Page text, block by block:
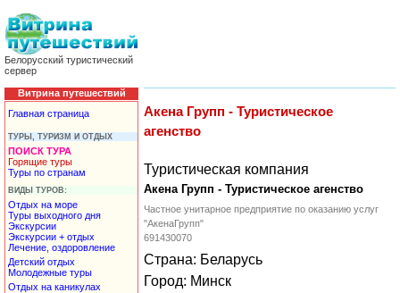
Белорусский туристический
сервер
Витрина путешествий
Главная страница
ТУРЫ, ТУРИЗМ И ОТДЫХ
ПОИСК ТУРА
Горящие туры
Туры по странам
ВИДЫ ТУРОВ:
Отдых на море
Туры выходного дня
Экскурсии
Экскурсии + отдых
Лечение, оздоровление
Детский отдых
Молодежные туры
Отдых на каникулах
Акена Групп - Туристическое
агенство
Туристическая компания
Акена Групп - Туристическое агенство
Частное унитарное предприятие по оказанию услуг
"АкенаГрупп"
691430070
Страна: Беларусь
Город: Минск